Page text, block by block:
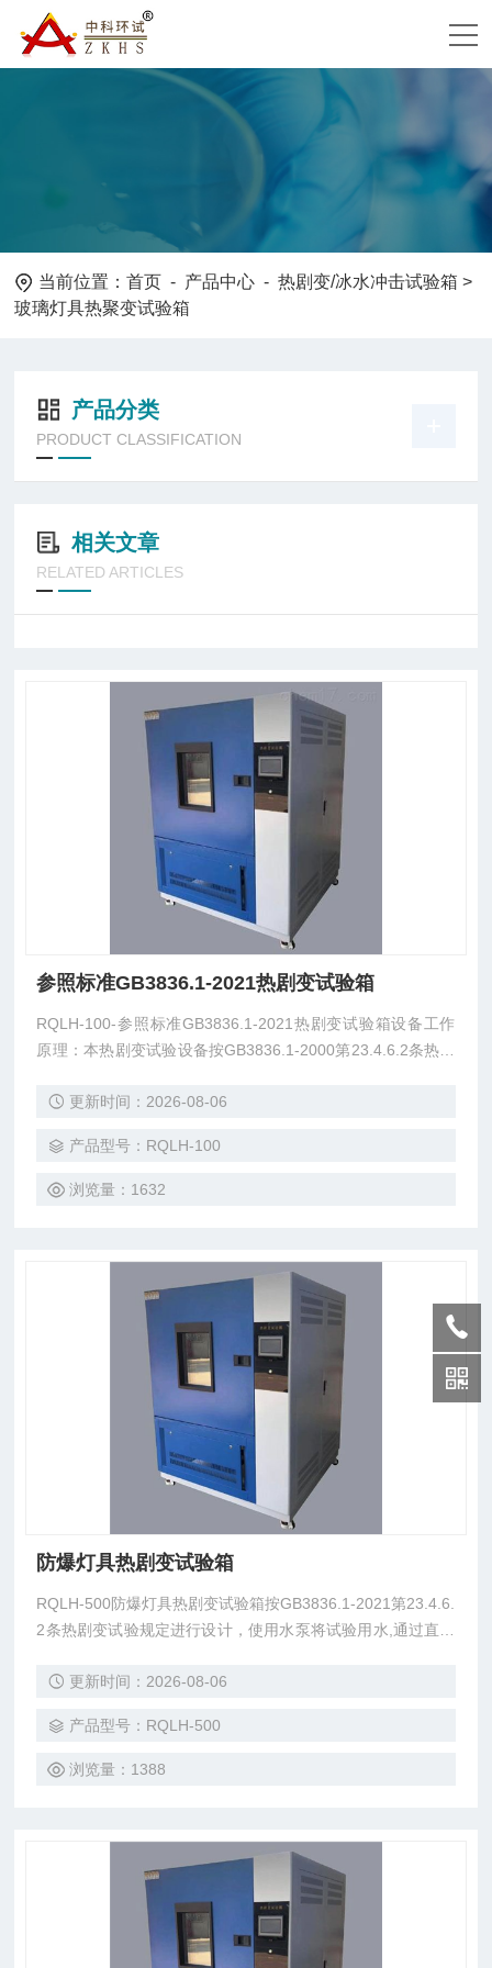
当前位置：首页 - 产品中心 -热剧变/冰水冲击试验箱 >
玻璃灯具热聚变试验箱
产品分类
PRODUCT CLASSIFICATION
相关文章
RELATED ARTICLES
参照标准GB3836.1-2021热剧变试验箱
RQLH-100-参照标准GB3836.1-2021热剧变试验箱设备工作
原理：本热剧变试验设备按GB3836.1-2000第23.4.6.2条热剧
的喷嘴喷至灯具透明罩或玻璃表面温度点，以考核灯具透明罩
更新时间：2026-08-06
产品型号：RQLH-100
浏览量：1632
防爆灯具热剧变试验箱
RQLH-500防爆灯具热剧变试验箱按GB3836.1-2021第23.4.6.
2条热剧变试验规定进行设计，使用水泵将试验用水,通过直径
灯具透明罩跟玻璃是否破裂。
更新时间：2026-08-06
产品型号：RQLH-500
浏览量：1388